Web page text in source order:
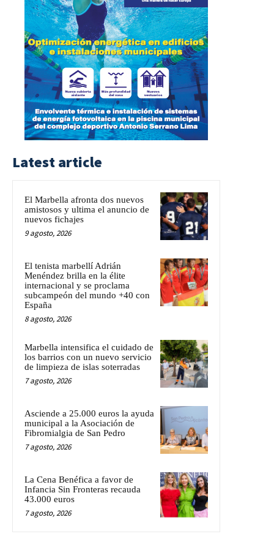
Latest article
El Marbella afronta dos nuevos
amistosos y ultima el anuncio de
nuevos fichajes
9 agosto, 2026
El tenista marbellí Adrián
Menéndez brilla en la élite
internacional y se proclama
subcampeón del mundo +40 con
España
8 agosto, 2026
Marbella intensifica el cuidado de
los barrios con un nuevo servicio
de limpieza de islas soterradas
7 agosto, 2026
Asciende a 25.000 euros la ayuda
municipal a la Asociación de
Fibromialgia de San Pedro
7 agosto, 2026
La Cena Benéfica a favor de
Infancia Sin Fronteras recauda
43.000 euros
7 agosto, 2026